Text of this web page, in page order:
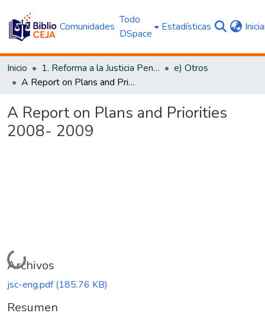
Comunidades
Todo
DSpace
Estadísticas
Inicio 1. Reforma a la Justicia Penal
e) Otros
A Report on Plans and Priorities 2008- 2009
A Report on Plans and Priorities
2008- 2009
Cargando...
Archivos
jsc-eng.pdf(185.76 KB)
Resumen